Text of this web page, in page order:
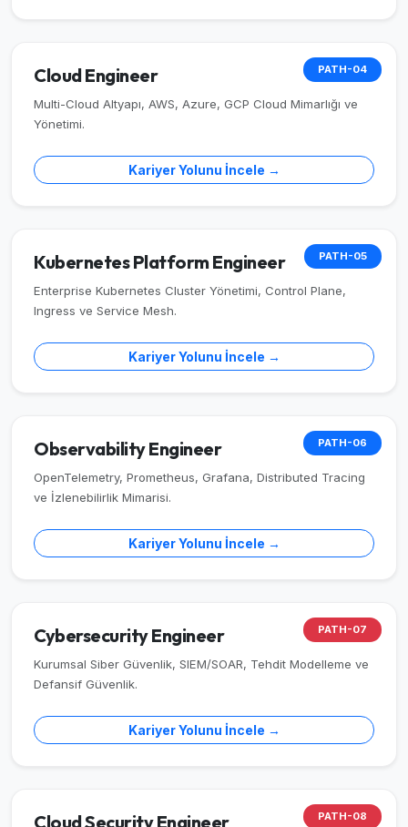
PATH-04
Cloud Engineer
Multi-Cloud Altyapı, AWS, Azure, GCP Cloud Mimarlığı ve
Yönetimi.
Kariyer Yolunu İncele →
PATH-05
Kubernetes Platform Engineer
Enterprise Kubernetes Cluster Yönetimi, Control Plane,
Ingress ve Service Mesh.
Kariyer Yolunu İncele →
PATH-06
Observability Engineer
OpenTelemetry, Prometheus, Grafana, Distributed Tracing
ve İzlenebilirlik Mimarisi.
Kariyer Yolunu İncele →
PATH-07
Cybersecurity Engineer
Kurumsal Siber Güvenlik, SIEM/SOAR, Tehdit Modelleme ve
Defansif Güvenlik.
Kariyer Yolunu İncele →
PATH-08
Cloud Security Engineer